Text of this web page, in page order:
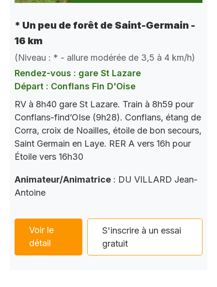
* Un peu de forêt de Saint-Germain -
16 km
(Niveau : * - allure modérée de 3,5 à 4 km/h)
Rendez-vous : gare St Lazare
Départ : Conflans Fin D'Oise
RV à 8h40 gare St Lazare. Train à 8h59 pour
Conflans-find’OIse (9h28). Conflans, étang de
Corra, croix de Noailles, étoile de bon secours,
Saint Germain en Laye. RER A vers 16h pour
Étoile vers 16h30
Animateur/Animatrice : DU VILLARD Jean-
Antoine
Voir le
détail
S'inscrire à un essai
gratuit